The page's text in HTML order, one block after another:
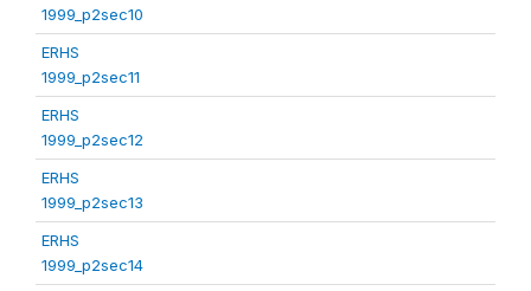
1999_p2sec10
ERHS
1999_p2sec11
ERHS
1999_p2sec12
ERHS
1999_p2sec13
ERHS
1999_p2sec14